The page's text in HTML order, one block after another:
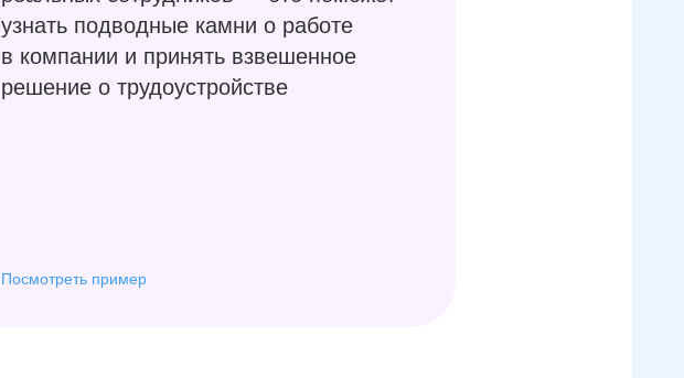
узнать подводные камни о работе
в компании и принять взвешенное
решение о трудоустройстве
Посмотреть пример